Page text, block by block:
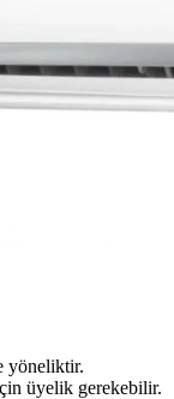
yöneliktir.
üyelik gerekebilir.